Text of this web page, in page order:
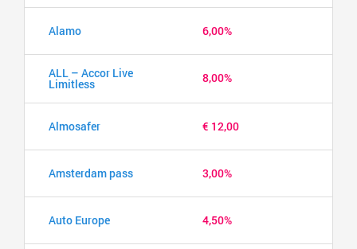
Alamo 6,00%
ALL – Accor Live
Limitless 8,00%
Almosafer € 12,00
Amsterdam pass 3,00%
Auto Europe 4,50%